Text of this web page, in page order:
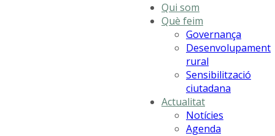
Qui som
Què feim
Governança
Desenvolupament
rural
Sensibilització
ciutadana
Actualitat
Notícies
Agenda